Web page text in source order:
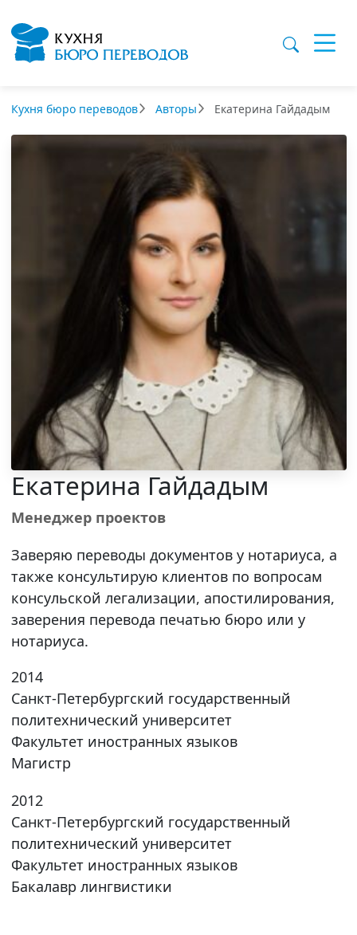
Кухня бюро переводов Авторы Екатерина Гайдадым
Екатерина Гайдадым
Менеджер проектов
Заверяю переводы документов у нотариуса, а
также консультирую клиентов по вопросам
консульской легализации, апостилирования,
заверения перевода печатью бюро или у
нотариуса.
2014
Санкт-Петербургский государственный
политехнический университет
Факультет иностранных языков
Магистр
2012
Санкт-Петербургский государственный
политехнический университет
Факультет иностранных языков
Бакалавр лингвистики